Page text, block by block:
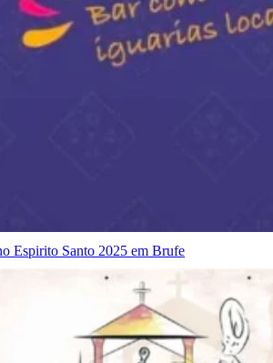
Espirito Santo 2025 em Brufe